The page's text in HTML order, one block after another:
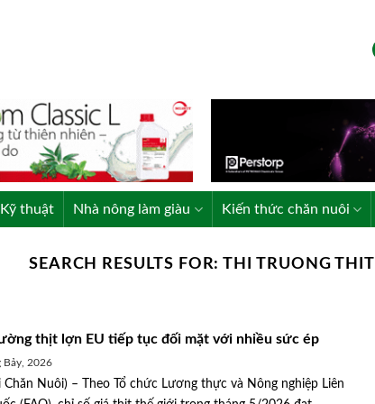
thuật Nhà nông làm giàu Kiến thức chăn nuôi
SEARCH RESULTS FOR:THI TRUONG THIT
thịt lợn EU tiếp tục đối mặt với nhiều sức ép
Bảy, 2026
Chăn Nuôi) – Theo Tổ chức Lương thực và Nông nghiệp Liên